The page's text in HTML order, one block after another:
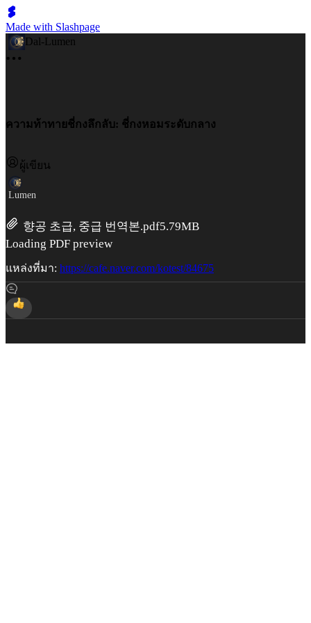
Made with Slashpage
Dal-Lumen
ความท้าทายชี่กงลึกลับ: ชี่กงหอมระดับกลาง
ผู้เขียน
Lumen
향공 초급, 중급 번역본.pdf5.79MB
Loading PDF preview
แหล่งที่มา: https://cafe.naver.com/kotest/84675